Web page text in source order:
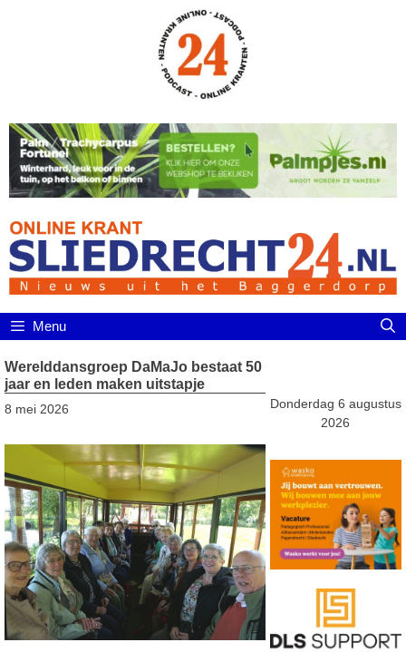
Menu
Werelddansgroep DaMaJo bestaat 50
jaar en leden maken uitstapje
8 mei 2026
Donderdag 6 augustus
2026